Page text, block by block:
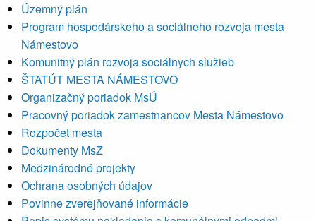
Územný plán
Program hospodárskeho a sociálneho rozvoja mesta
Námestovo
Komunitný plán rozvoja sociálnych služieb
ŠTATÚT MESTA NÁMESTOVO
Organizačný poriadok MsÚ
Pracovný poriadok zamestnancov Mesta Námestovo
Rozpočet mesta
Dokumenty MsZ
Medzinárodné projekty
Ochrana osobných údajov
Povinne zverejňované informácie